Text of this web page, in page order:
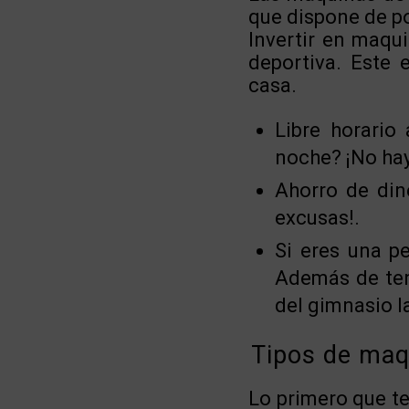
que dispone de
Invertir en
deportiva. Este
casa.
Libre
noche? ¡No
Ahorro de
excusas!.
Si eres una
Además de
del gimnasio
Tipos de
Lo primero que